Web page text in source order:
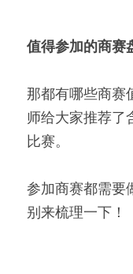
值得参加的商赛
那都有哪些商赛
师给大家推荐了
比赛。
参加商赛都需要
别来梳理一下！